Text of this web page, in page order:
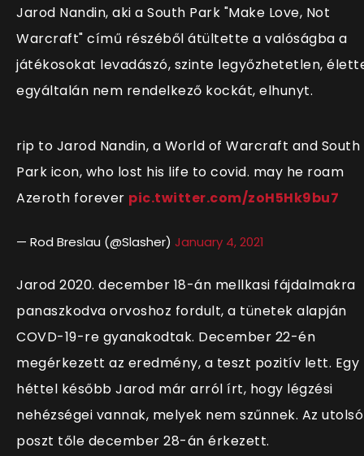
Jarod Nandin, aki a South Park "Make Love, Not
Warcraft" című részéből átültette a valóságba a
játékosokat levadászó, szinte legyőzhetetlen,
egyáltalán nem rendelkező kockát, elhunyt.
rip to Jarod Nandin, a World of Warcraft and South
Park icon, who lost his life to covid. may he roam
Azeroth forever pic.twitter.com/zoH5Hk9bu7
— Rod Breslau (@Slasher) January 4, 2021
Jarod 2020. december 18-án mellkasi fájdalmakra
panaszkodva orvoshoz fordult, a tünetek alapján
COVD-19-re gyanakodtak. December 22-én
megérkezett az eredmény, a teszt pozitív lett. Egy
héttel később Jarod már arról írt, hogy légzési
nehézségei vannak, melyek nem szűnnek. Az utolsó
poszt tőle december 28-án érkezett.